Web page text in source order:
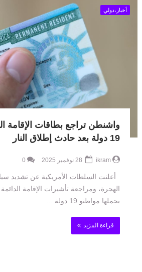
أخبار،دولي
واشنطن تراجع بطاقات الإقامة
19 دولة بعد حادث إطلاق النار
ikram
0
أعلنت السلطات الأمريكية عن تشديد
الهجرة، ومراجعة تأشيرات الإقامة
يحملها مواطنو 19 دولة ...
قراءة المزيد